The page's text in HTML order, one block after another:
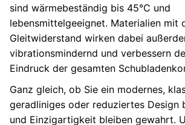
sind wärmebeständig bis 45°C und
lebensmittelgeeignet. Materialien mit
Gleitwiderstand wirken dabei
vibrationsmindernd und verbessern
Eindruck der gesamten
Ganz gleich, ob Sie ein modernes,
geradliniges oder reduziertes Design
und Einzigartigkeit bleiben gewahrt.